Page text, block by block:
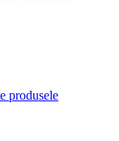
produsele